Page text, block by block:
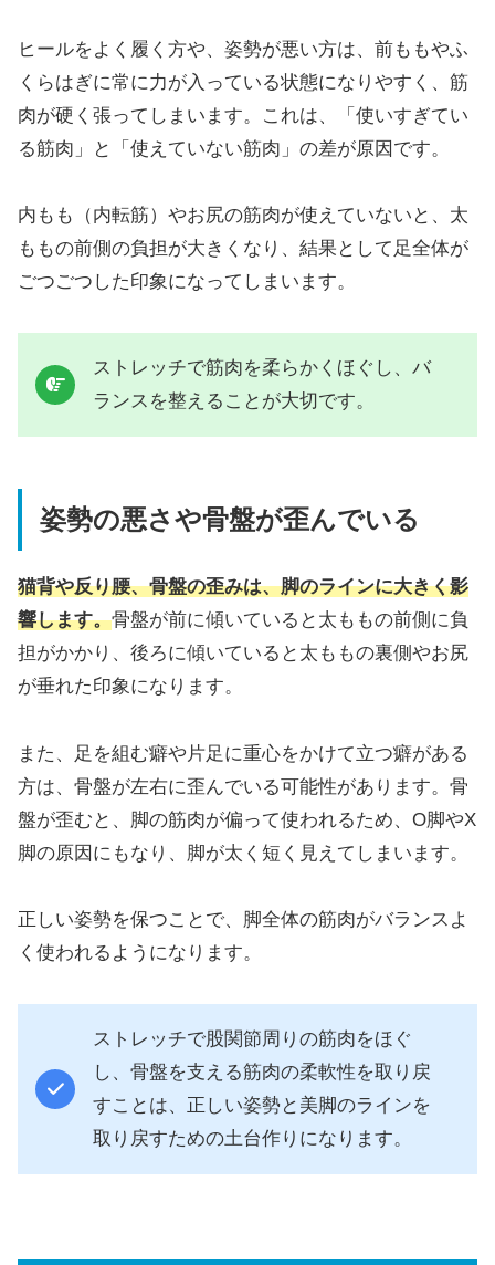
ヒールをよく履く方や、姿勢が悪い方は、前ももやふ
くらはぎに常に力が入っている状態になりやすく、筋
肉が硬く張ってしまいます。これは、「使いすぎてい
る筋肉」と「使えていない筋肉」の差が原因です。
内もも（内転筋）やお尻の筋肉が使えていないと、太
ももの前側の負担が大きくなり、結果として足全体が
ごつごつした印象になってしまいます。
ストレッチで筋肉を柔らかくほぐし、バ
ランスを整えることが大切です。
姿勢の悪さや骨盤が歪んでいる
猫背や反り腰、骨盤の歪みは、脚のラインに大きく影
響します。骨盤が前に傾いていると太ももの前側に負
担がかかり、後ろに傾いていると太ももの裏側やお尻
が垂れた印象になります。
また、足を組む癖や片足に重心をかけて立つ癖がある
方は、骨盤が左右に歪んでいる可能性があります。骨
盤が歪むと、脚の筋肉が偏って使われるため、O脚やX
脚の原因にもなり、脚が太く短く見えてしまいます。
正しい姿勢を保つことで、脚全体の筋肉がバランスよ
く使われるようになります。
ストレッチで股関節周りの筋肉をほぐ
し、骨盤を支える筋肉の柔軟性を取り戻
すことは、正しい姿勢と美脚のラインを
取り戻すための土台作りになります。